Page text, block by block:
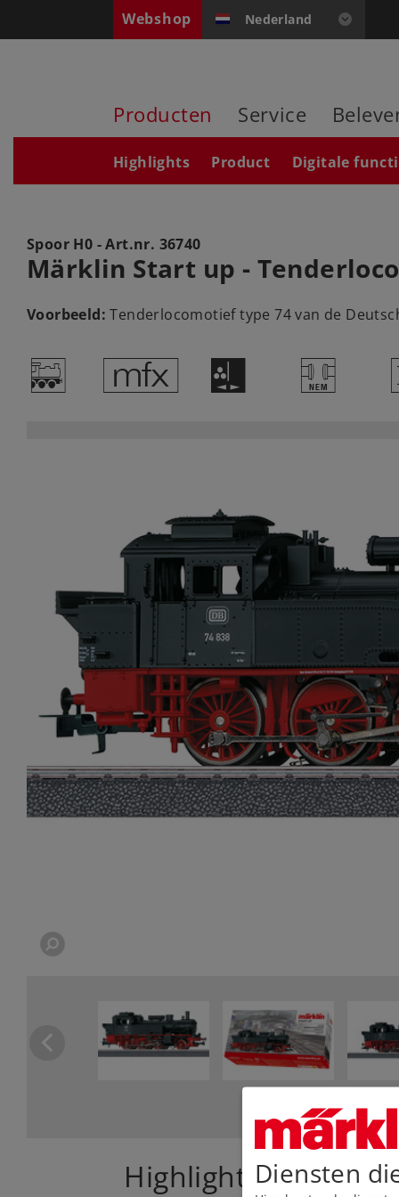
Webshop Nederland
Producten Service
Highlights Product Digitale
Spoor H0 - Art.nr. 36740
Märklin Start up -
Voorbeeld: Tenderlocomotief type 74 van de
/ e H T
HighlightsDiensten